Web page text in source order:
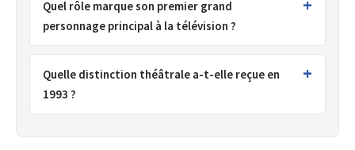
Quel rôle marque son premier grand
personnage principal à la télévision ?
Quelle distinction théâtrale a-t-elle reçue en
1993 ?